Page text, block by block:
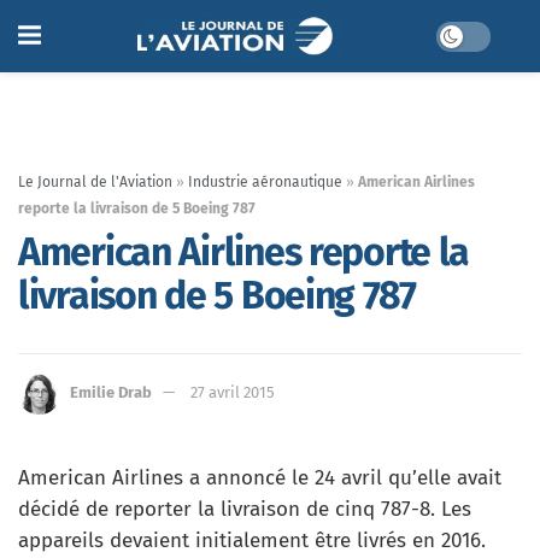
Le Journal de l'Aviation » Industrie aéronautique » American Airlines
reporte la livraison de 5 Boeing 787
American Airlines reporte la
livraison de 5 Boeing 787
Emilie Drab 27 avril 2015
American Airlines a annoncé le 24 avril qu’elle avait
décidé de reporter la livraison de cinq 787-8. Les
appareils devaient initialement être livrés en 2016.